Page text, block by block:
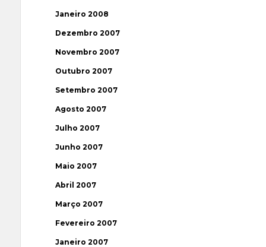
Janeiro 2008
Dezembro 2007
Novembro 2007
Outubro 2007
Setembro 2007
Agosto 2007
Julho 2007
Junho 2007
Maio 2007
Abril 2007
Março 2007
Fevereiro 2007
Janeiro 2007